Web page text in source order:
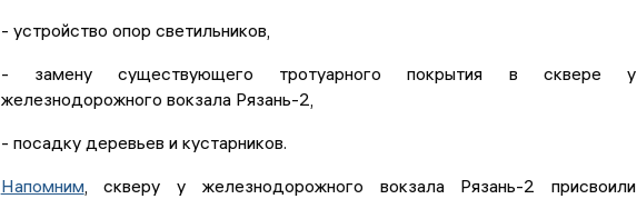
- устройство опор светильников,
- замену существующего тротуарного покрытия в сквере у
железнодорожного вокзала Рязань-2,
- посадку деревьев и кустарников.
Напомним, скверу у железнодорожного вокзала Рязань-2 присвоили